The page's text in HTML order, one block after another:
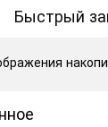
Быстрый